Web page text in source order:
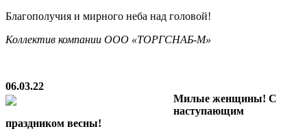
Благополучия и мирного неба над головой!
Коллектив компании ООО «ТОРГСНАБ-М»
06.03.22
Милые женщины! С
наступающим
праздником весны!